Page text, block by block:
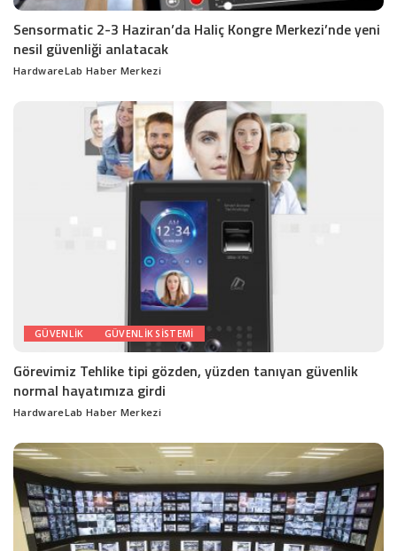
Sensormatic 2-3 Haziran’da Haliç Kongre Merkezi’nde yeni
nesil güvenliği anlatacak
Posted
HardwareLab Haber Merkezi
GÜVENLIK GÜVENLIK SISTEMI
Görevimiz Tehlike tipi gözden, yüzden tanıyan güvenlik
normal hayatımıza girdi
Posted
HardwareLab Haber Merkezi